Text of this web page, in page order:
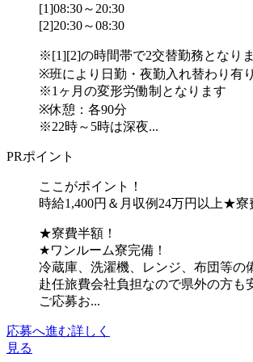
[1]08:30～20:30
[2]20:30～08:30
※[1][2]の時間帯で2交替勤務となり
※班により日勤・夜勤入れ替わり有り
※1ヶ月の変形労働制となります
※休憩：各90分
※22時～5時は深夜...
PRポイント
ここがポイント！
時給1,400円＆月収例24万円以上★
★寮費半額！
★ワンルーム寮完備！
冷蔵庫、洗濯機、レンジ、布団等の
赴任旅費会社負担なので県外の方
ご応募お...
応募へ進む詳しく
見る